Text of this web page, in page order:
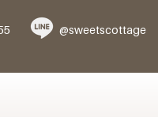
@sweetscottage